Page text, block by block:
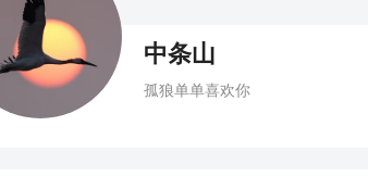
中条山
孤狼单单喜欢你